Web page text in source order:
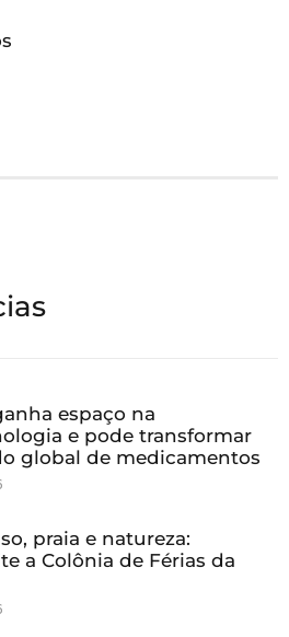
espaço na
e pode transformar
global de medicamentos
praia e natureza:
a Colônia de Férias da